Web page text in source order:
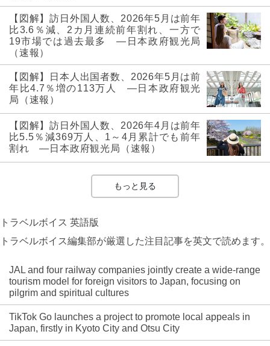
【図解】訪日外国人数、2026年5月は前年
比3.6％減、2カ月連続前年割れ、一方で
19市場では過去最多 ―日本政府観光局
（速報）
【図解】日本人出国者数、2026年5月は前
年比4.7％増の113万人 ―日本政府観光
局（速報）
【図解】訪日外国人数、2026年4月は前年
比5.5％減369万人、1～4月累計でも前年
割れ ―日本政府観光局（速報）
もっと見る
トラベルボイス 英語版
トラベルボイス編集部が厳選した注目記事を英文で読めます。
JAL and four railway companies jointly create a wide-range
tourism model for foreign visitors to Japan, focusing on
pilgrim and spiritual cultures
TikTok Go launches a project to promote local appeals in
Japan, firstly in Kyoto City and Otsu City